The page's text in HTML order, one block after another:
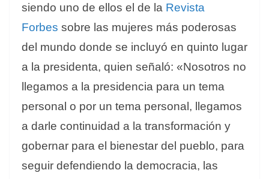
siendo uno de ellos el de la Revista
Forbes sobre las mujeres más poderosas
del mundo donde se incluyó en quinto lugar
a la presidenta, quien señaló: «Nosotros no
llegamos a la presidencia para un tema
personal o por un tema personal, llegamos
a darle continuidad a la transformación y
gobernar para el bienestar del pueblo, para
seguir defendiendo la democracia, las